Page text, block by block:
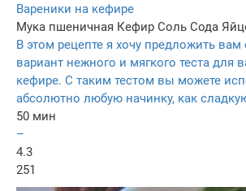
Вареники на кефире
Мука пшеничная Кефир Соль Сода
В этом рецепте я хочу предложить
вариант нежного и мягкого теста для
кефире. С таким тестом вы можете
абсолютно любую начинку, как
50 мин
–
4.3
251